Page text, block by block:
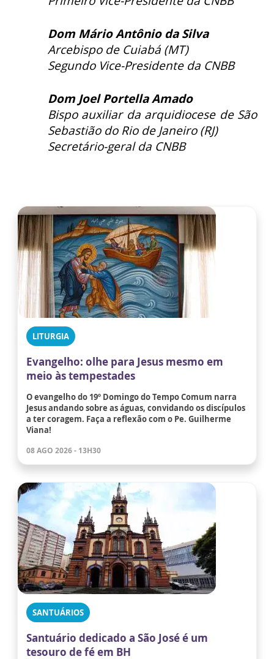
Dom Mário Antônio da Silva
Arcebispo de Cuiabá (MT)
Segundo Vice-Presidente da CNBB
Dom Joel Portella Amado
Bispo auxiliar da arquidiocese de São
Sebastião do Rio de Janeiro (RJ)
Secretário-geral da CNBB
LITURGIA
Evangelho: olhe para Jesus mesmo em
meio às tempestades
O evangelho do 19º Domingo do Tempo Comum narra
Jesus andando sobre as águas, convidando os discípulos
a ter coragem. Faça a reflexão com o Pe. Guilherme
Viana!
08 AGO 2026 - 13H30
SANTUÁRIOS
Santuário dedicado a São José é um
tesouro de fé em BH